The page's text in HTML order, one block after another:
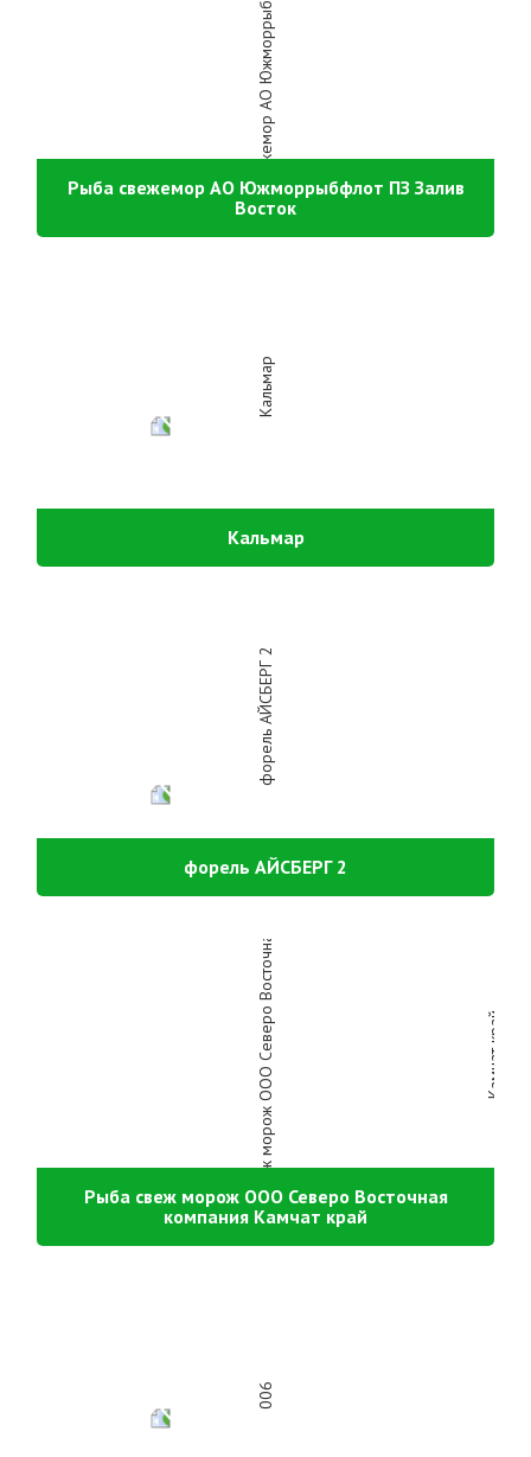
Рыба свежемор АО Южморрыбфлот ПЗ Залив
Восток
Кальмар
форель АЙСБЕРГ 2
Рыба свеж морож ООО Северо Восточная
компания Камчат край